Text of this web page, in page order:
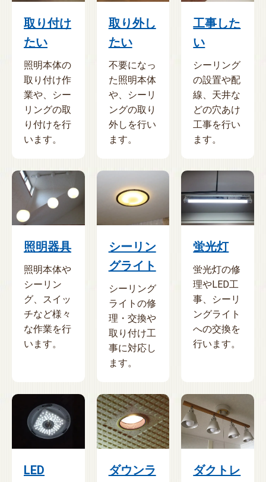
取り付け
たい
照明本体の
取り付け作
業や、シー
リングの取
り付けを行
います。
取り外し
たい
不要になっ
た照明本体
や、シーリ
ングの取り
外しを行い
ます。
工事した
い
シーリング
の設置や配
線、天井な
どの穴あけ
工事を行い
ます。
照明器具
照明本体や
シーリン
グ、スイッ
チなど様々
な作業を行
います。
シーリン
グライト
シーリング
ライトの修
理・交換や
取り付け工
事に対応し
ます。
蛍光灯
蛍光灯の修
理やLED工
事、シーリ
ングライト
への交換を
行います。
LED
ダウンラ
ダクトレ